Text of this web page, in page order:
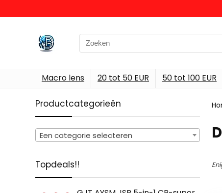
Search
for:
Macro lens 20 tot 50 EUR 50 tot 100 EUR
Productcategorieën
Een categorie selecteren
Topdeals!!